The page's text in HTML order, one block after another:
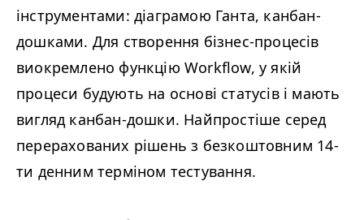
інструментами: діаграмою Ганта, канбан-
дошками. Для створення бізнес-процесів
виокремлено функцію Workflow, у якій
процеси будують на основі статусів і мають
вигляд канбан-дошки. Найпростіше серед
перерахованих рішень з безкоштовним 14-
ти денним терміном тестування.